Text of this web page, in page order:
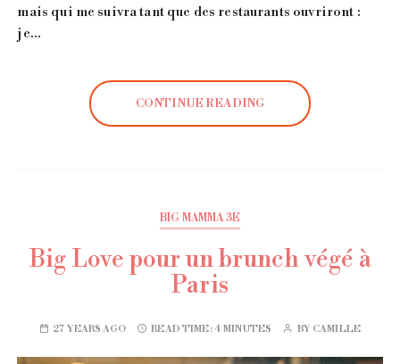
mais qui me suivra tant que des restaurants ouvriront :
je…
CONTINUE READING
BIG MAMMA 3E
Big Love pour un brunch végé à
Paris
27 YEARS AGO READ TIME:4 MINUTES BY CAMILLE